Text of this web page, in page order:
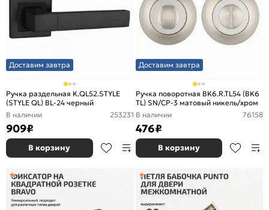
Доставим завтра
Ручка раздельная K.QL52.STYLE
(STYLE QL) BL-24 черный
В наличии
253231
909₽
В корзину
Доставим завтра
Ручка поворотная BK6.R.TL54 (BK6
TL) SN/CP-3 матовый никель/хром
В наличии
76158
476₽
В корзину